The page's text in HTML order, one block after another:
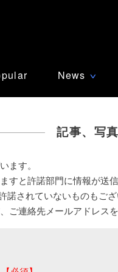
News ∨
記事、写
ます。
すと許諾部門に情報が送
諾されていないものもご
ご連絡先メールアドレス